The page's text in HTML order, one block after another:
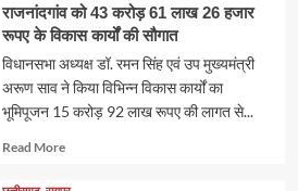
राजनांदगांव को 43 करोड़ 61 लाख 26 हजार
रूपए के विकास कार्यों की सौगात
विधानसभा अध्यक्ष डॉ. रमन सिंह एवं उप मुख्यमंत्री
अरूण साव ने किया विभिन्न विकास कार्यों का
भूमिपूजन 15 करोड़ 92 लाख रूपए की लागत से...
Read MoreRead
about